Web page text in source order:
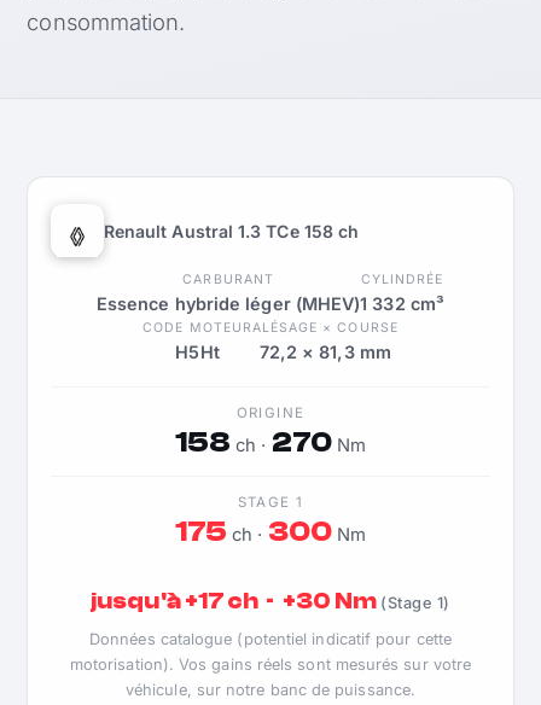
consommation.
Renault Austral 1.3 TCe 158 ch
CARBURANT
Essence hybride léger (MHEV)
CYLINDRÉE
1 332 cm³
CODE MOTEUR
H5Ht
ALÉSAGE × COURSE
72,2 × 81,3 mm
ORIGINE
158 ch · 270Nm
STAGE 1
175 ch · 300Nm
jusqu'à +17 ch · +30 Nm (Stage 1)
Données catalogue (potentiel indicatif pour cette
motorisation). Vos gains réels sont mesurés sur votre
véhicule, sur notre banc de puissance.